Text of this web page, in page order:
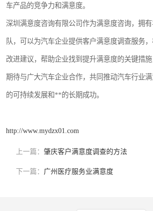
车产品的竞争力和满意度。
深圳满意度咨询有限公司作为满意度咨询，拥
队，可以为汽车企业提供客户满意度调查服务
改进建议，帮助企业找到提升满意度的关键措
期待与广大汽车企业合作，共同推动汽车行业
的可持续发展和**的长期成功。
http://www.mydzx01.com
上一篇： 肇庆客户满意度调查的方法
下一篇： 广州医疗服务业满意度